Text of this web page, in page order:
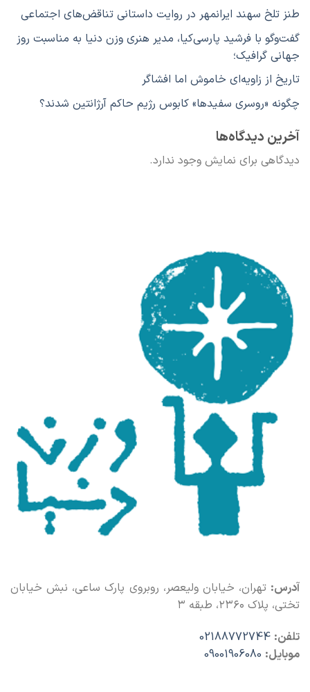
طنز تلخ سهند ایرانمهر در روایت داستانی تناقض‌های اجتماعی
گفت‌وگو با فرشید پارسی‌کیا، مدیر هنری وزن دنیا به مناسبت روز
جهانی گرافیک؛
تاریخ از زاویه‌ای خاموش اما افشاگر
چگونه «روسری سفیدها» کابوس رژیم حاکم آرژانتین شدند؟
آخرین دیدگاه‌ها
دیدگاهی برای نمایش وجود ندارد.
آدرس: تهران، خیابان ولیعصر، روبروی پارک ساعی، نبش خیابان
تختی، پلاک ۲۳۶۰، طبقه ۳
تلفن: 02188772744
موبایل: 09001906080